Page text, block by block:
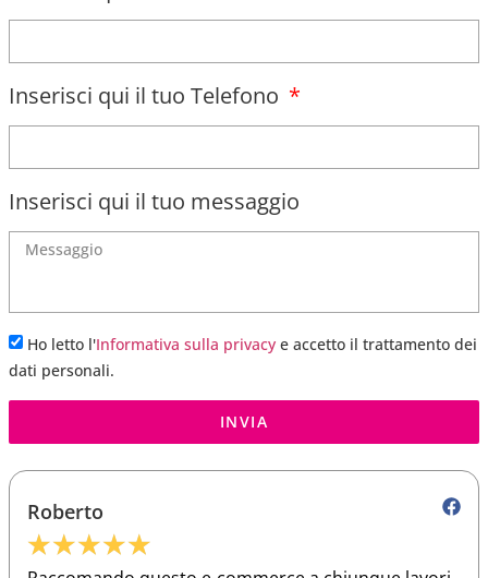
Inserisci qui il tuo Telefono
Inserisci qui il tuo messaggio
Ho letto l'Informativa sulla privacy e accetto il trattamento dei
dati personali.
INVIA
Roberto
★★★★★